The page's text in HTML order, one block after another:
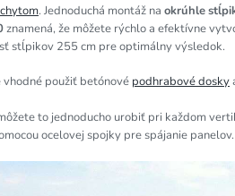
. Jednoduchá montáž na okrúhle
znamená, že môžete rýchlo a efektívne
stĺpikov 255 cm pre optimálny výsledok.
použiť betónové podhrabové dosky
to jednoducho urobiť pri každom
ocelovej spojky pre spájanie panelov.